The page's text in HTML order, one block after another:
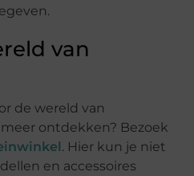
van
de wereld van
ontdekken? Bezoek
. Hier kun je niet
en accessoires